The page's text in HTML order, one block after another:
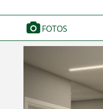
FOTOS